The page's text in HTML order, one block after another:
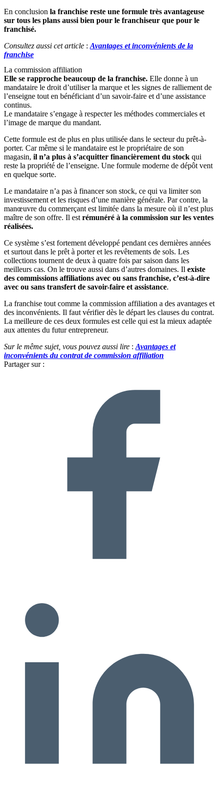
En conclusion la franchise reste une formule très avantageuse
sur tous les plans aussi bien pour le franchiseur que pour le
franchisé.
Consultez aussi cet article : Avantages et inconvénients de la
franchise
La commission affiliation
Elle se rapproche beaucoup de la franchise. Elle donne à un
mandataire le droit d’utiliser la marque et les signes de ralliement de
l’enseigne tout en bénéficiant d’un savoir-faire et d’une assistance
continus.
Le mandataire s’engage à respecter les méthodes commerciales et
l’image de marque du mandant.
Cette formule est de plus en plus utilisée dans le secteur du prêt-à-
porter. Car même si le mandataire est le propriétaire de son
magasin, il n’a plus à s’acquitter financièrement du stock qui
reste la propriété de l’enseigne. Une formule moderne de dépôt vent
en quelque sorte.
Le mandataire n’a pas à financer son stock, ce qui va limiter son
investissement et les risques d’une manière générale. Par contre, la
manœuvre du commerçant est limitée dans la mesure où il n’est plus
maître de son offre. Il est rémunéré à la commission sur les ventes
réalisées.
Ce système s’est fortement développé pendant ces dernières années
et surtout dans le prêt à porter et les revêtements de sols. Les
collections tournent de deux à quatre fois par saison dans les
meilleurs cas. On le trouve aussi dans d’autres domaines. Il existe
des commissions affiliations avec ou sans franchise, c’est-à-dire
avec ou sans transfert de savoir-faire et assistance.
La franchise tout comme la commission affiliation a des avantages et
des inconvénients. Il faut vérifier dès le départ les clauses du contrat.
La meilleure de ces deux formules est celle qui est la mieux adaptée
aux attentes du futur entrepreneur.
Sur le même sujet, vous pouvez aussi lire : Avantages et
inconvénients du contrat de commission affiliation
Partager sur :